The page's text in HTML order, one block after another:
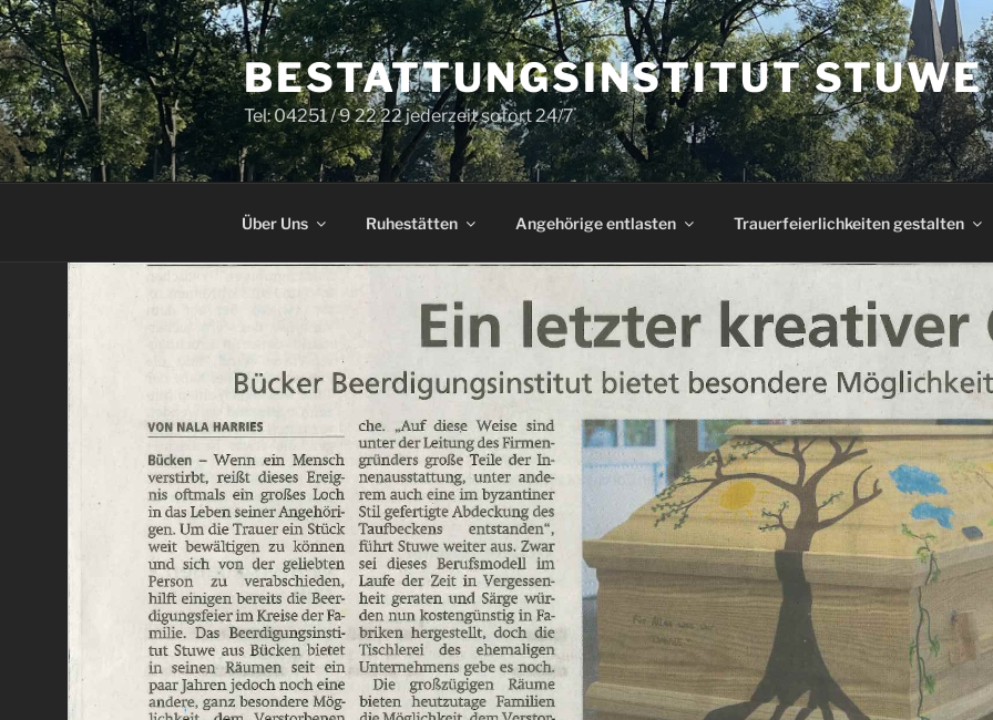
Zum
Inhalt
springen
BESTATTUNGSINSTITUT STUWE
Tel: 04251 / 9 22 22 jederzeit sofort 24/7
Über Uns Ruhestätten Angehörige entlasten Trauerfeierlichkeiten gestalten